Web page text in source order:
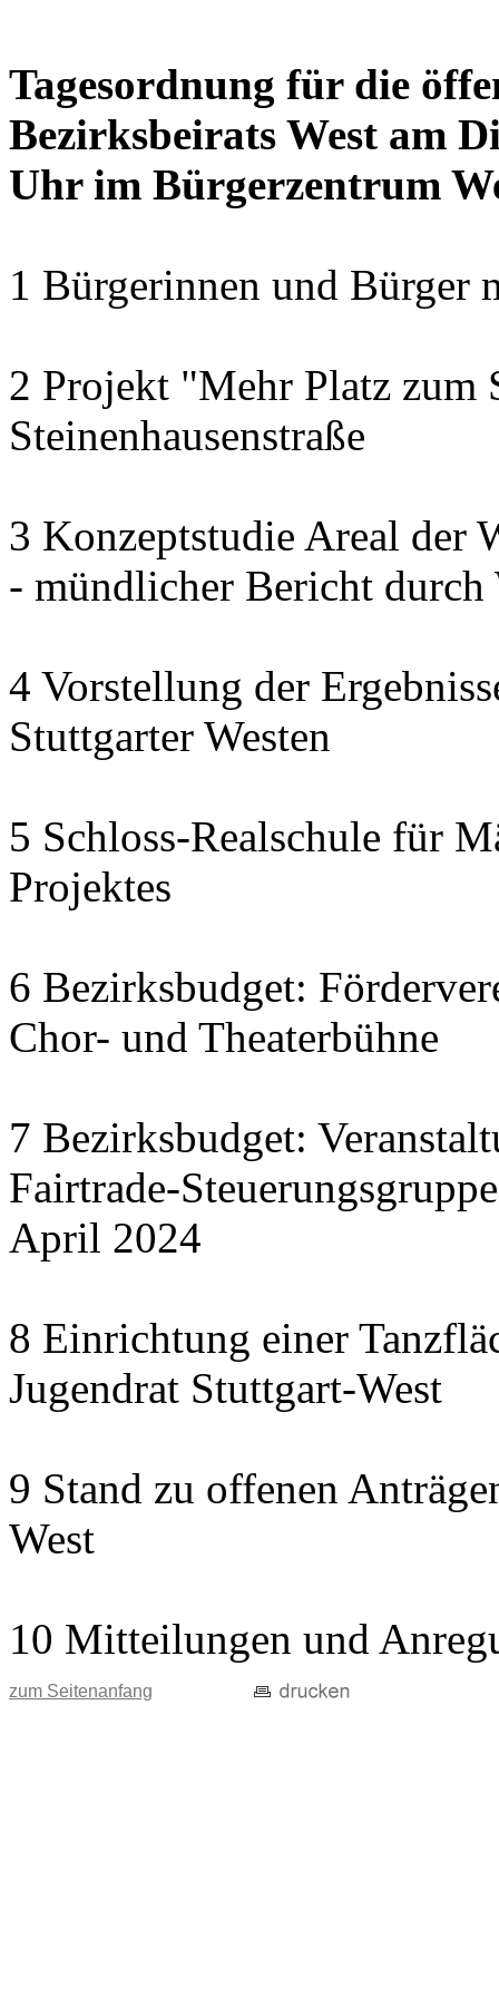
Tagesordnung für die
Bezirksbeirats West am
Uhr im Bürgerzentrum
1 Bürgerinnen und Bürger
2 Projekt "Mehr Platz zum
Steinenhausenstraße
3 Konzeptstudie Areal der
- mündlicher Bericht
4 Vorstellung der
Stuttgarter Westen
5 Schloss-Realschule für
Projektes
6 Bezirksbudget:
Chor- und Theaterbühne
7 Bezirksbudget:
Fairtrade-
April 2024
8 Einrichtung einer
Jugendrat Stuttgart-West
9 Stand zu offenen
West
10 Mitteilungen und
zum Seitenanfang